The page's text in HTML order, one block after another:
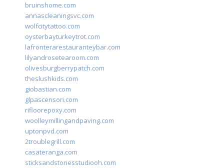
bruinshome.com
annascleaningsvc.com
wolfcitytattoo.com
oysterbayturkeytrot.com
lafronterarestauranteybar.com
lilyandrosetearoom.com
olivesburgberrypatch.com
theslushkids.com
giobastian.com
glpascensori.com
rifloorepoxy.com
woolleymillingandpaving.com
uptonpvd.com
2troublegrill.com
casateranga.com
sticksandstonesstudiooh.com